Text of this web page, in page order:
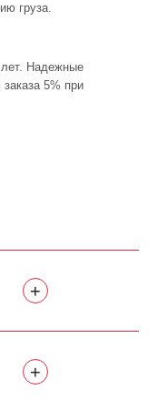
груза.
лет. Надежные
5% при
+
+